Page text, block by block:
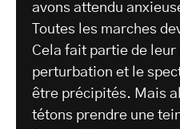
avons attendu
Toutes les marches
Cela fait partie de leur
perturbation et le
être précipités. Mais
tétons prendre une